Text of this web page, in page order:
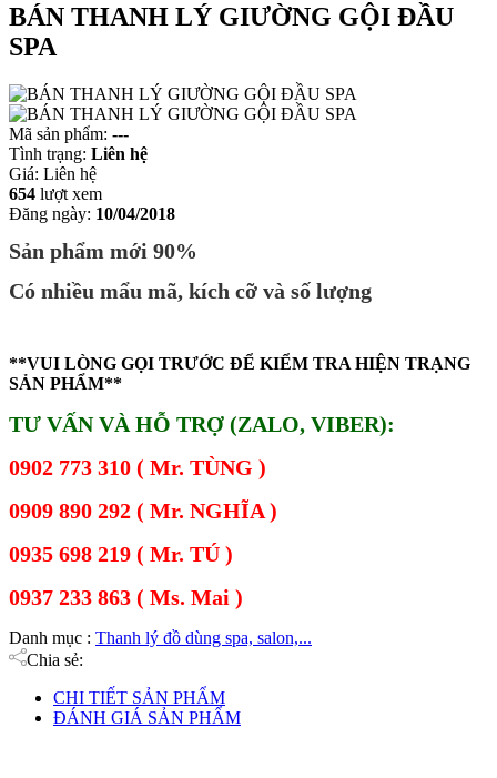
BÁN THANH LÝ GIƯỜNG GỘI ĐẦU
SPA
Mã sản phẩm: ---
Tình trạng: Liên hệ
Giá: Liên hệ
654 lượt xem
Đăng ngày: 10/04/2018
Sản phẩm mới 90%
Có nhiều mẩu mã, kích cỡ và số lượng
**VUI LÒNG GỌI TRƯỚC ĐỂ KIỂM TRA HIỆN TRẠNG
SẢN PHẨM**
TƯ VẤN VÀ HỖ TRỢ (ZALO, VIBER):
0902 773 310 ( Mr. TÙNG )
0909 890 292 ( Mr. NGHĨA )
0935 698 219 ( Mr. TÚ )
0937 233 863 ( Ms. Mai )
Danh mục : Thanh lý đồ dùng spa, salon,...
Chia sẻ:
CHI TIẾT SẢN PHẨM
ĐÁNH GIÁ SẢN PHẨM